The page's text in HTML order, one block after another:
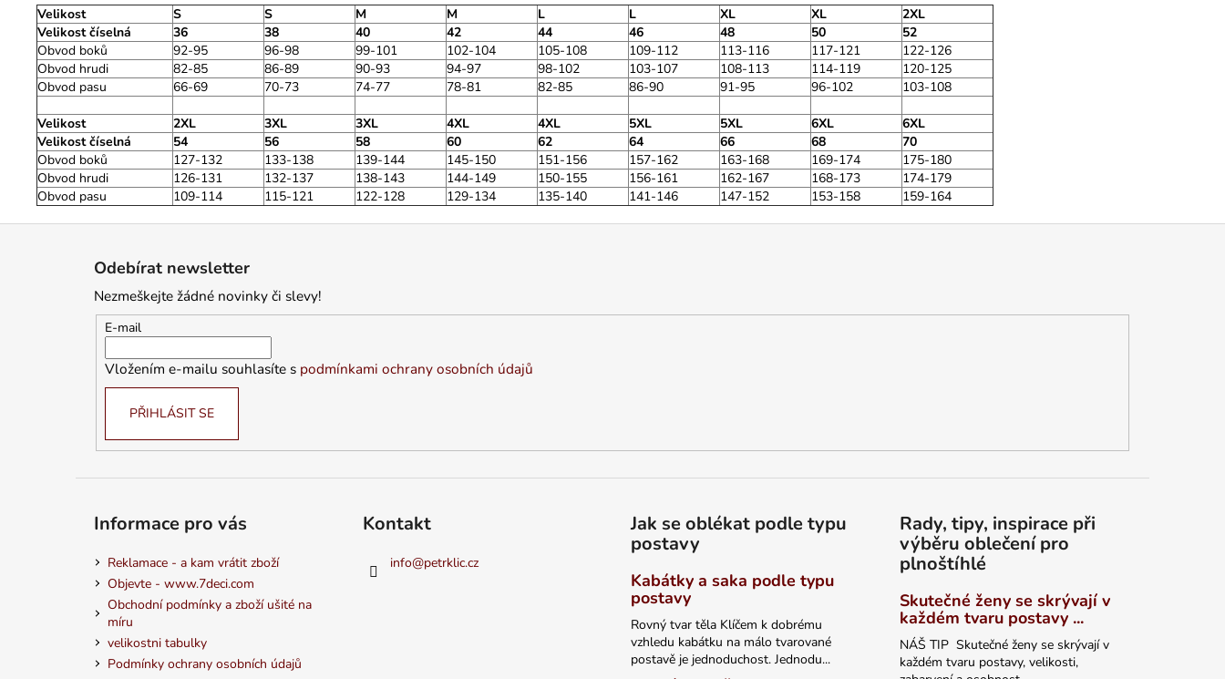
Velikost
S S M M L L XL XL
2XL
Velikost číselná
36 38 40 42 44 46 48 50
52
Obvod boků
92-95 96-98 99-101 102-104 105-108 109-112 113-116 117-121
122-126
Obvod hrudi
82-85 86-89 90-93 94-97 98-102 103-107 108-113 114-119
120-125
Obvod pasu
66-69 70-73 74-77 78-81 82-85 86-90 91-95 96-102 103-108
Velikost 2XL 3XL 3XL 4XL 4XL 5XL 5XL 6XL
6XL
Velikost číselná
54 56 58 60 62 64 66 68
70
Obvod boků
127-132 133-138 139-144 145-150 151-156 157-162 163-168 169-174
175-180
Obvod hrudi
126-131 132-137 138-143 144-149 150-155 156-161 162-167 168-173
174-179
Obvod pasu
109-114 115-121 122-128 129-134 135-140 141-146 147-152 153-158 159-164
Odebírat newsletter
Nezmeškejte žádné novinky či slevy!
E-mail
Vložením e-mailu souhlasíte s podmínkami ochrany osobních údajů
PŘIHLÁSIT SE
Informace pro vás
Reklamace - a kam vrátit zboží
Objevte - www.7deci.com
Obchodní podmínky a zboží ušité na
míru
velikostni tabulky
Podmínky ochrany osobních údajů
Kontakt
info@petrklic.cz
Jak se oblékat podle typu
postavy
Kabátky a saka podle typu
postavy
Rovný tvar těla Klíčem k dobrému
vzhledu kabátku na málo tvarované
postavě je jednoduchost. Jednodu...
Rady, tipy, inspirace při
výběru oblečení pro
plnoštíhlé
Skutečné ženy se skrývají v
každém tvaru postavy ...
NÁŠ TIP Skutečné ženy se skrývají v
každém tvaru postavy, velikosti,